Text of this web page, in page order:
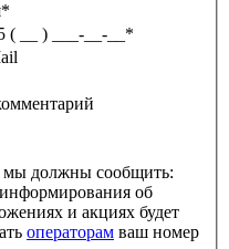
*
+375 ( __ ) ___-__-__ *
комментарий
мы должны сообщить:
об
и акциях будет
операторам